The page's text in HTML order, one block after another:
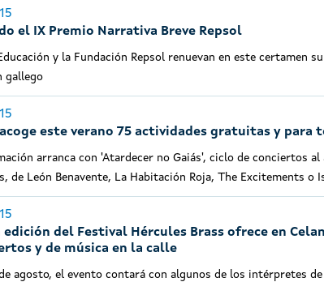
el IX Premio Narrativa Breve Repsol
y la Fundación Repsol renuevan en este certamen
gallego
acoge este verano 75 actividades gratuitas y para
arranca con 'Atardecer no Gaiás', ciclo de conciertos
de León Benavente, La Habitación Roja, The Excitements o
edición del Festival Hércules Brass ofrece en
y de música en la calle
agosto, el evento contará con algunos de los intérpretes